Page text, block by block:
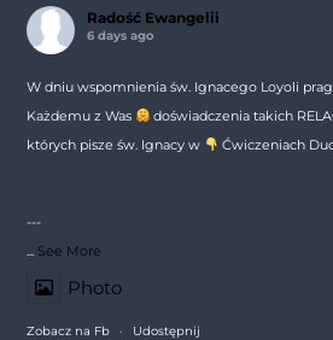
Radość Ewangelii
6 days ago
W dniu wspomnienia św. Ignacego Loyoli
Każdemu z Was
doświadczenia takich
których pisze św. Ignacy w
Ćwiczeniach
---
See More
Photo
Zobacz na Fb · Udostępnij